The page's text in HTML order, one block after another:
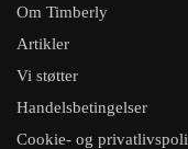
Om Timberly
Artikler
Vi støtter
Handelsbetingelser
Cookie- og